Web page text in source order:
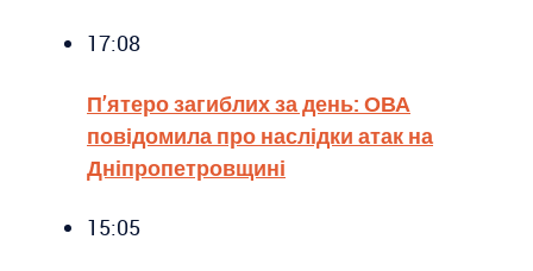
17:08
П’ятеро загиблих за день: ОВА
повідомила про наслідки атак на
Дніпропетровщині
15:05